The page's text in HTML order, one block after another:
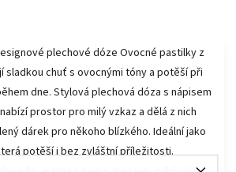
plechové dóze Ovocné pastilky z
sladkou chuť s ovocnými tóny a potěší při
dne. Stylová plechová dóza s nápisem
prostor pro milý vzkaz a dělá z nich
dárek pro někoho blízkého. Ideální jako
potěší i bez zvláštní příležitosti.